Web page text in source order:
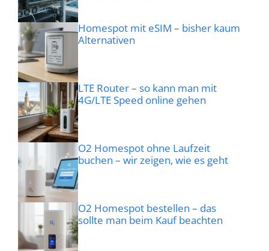
Homespot mit eSIM – bisher kaum
Alternativen
LTE Router – so kann man mit
4G/LTE Speed online gehen
O2 Homespot ohne Laufzeit
buchen – wir zeigen, wie es geht
O2 Homespot bestellen – das
sollte man beim Kauf beachten